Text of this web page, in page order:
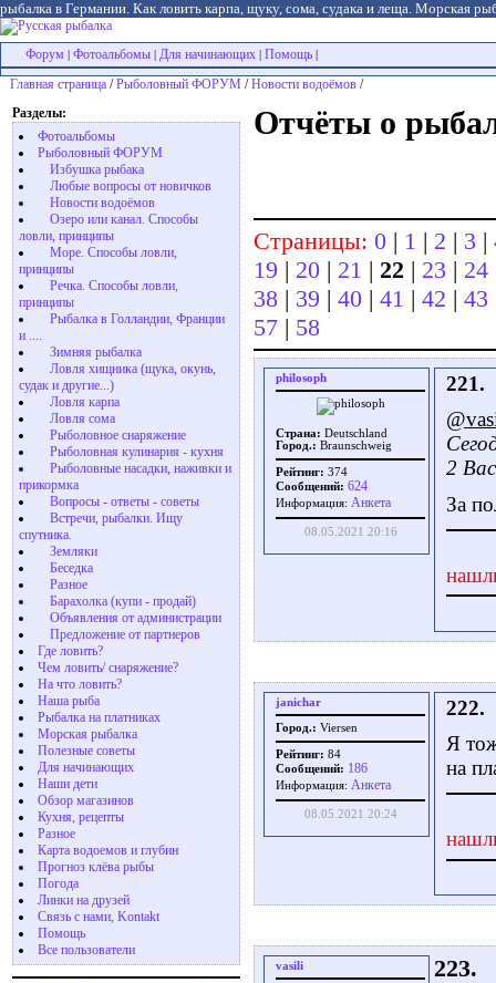
рыбалка в Германии. Как ловить карпа, щуку, сома, судака и леща. Морская
Форум Фотоальбомы Для начинающих Помощь
Главная страница /Рыболовный ФОРУМ /Новости водоёмов /
Разделы:
Фотоальбомы
Рыболовный ФОРУМ
Избушка рыбака
Любые вопросы от новичков
Новости водоёмов
Озеро или канал. Способы
ловли, принципы
Море. Способы ловли,
принципы
Речка. Способы ловли,
принципы
Рыбалка в Голландии, Франции
и ....
Зимняя рыбалка
Ловля хищника (щука, окунь,
судак и другие...)
Ловля карпа
Ловля сома
Рыболовное снаряжение
Рыболовная кулинария - кухня
Рыболовные насадки, наживки и
прикормка
Вопросы - ответы - советы
Встречи, рыбалки. Ищу
спутника.
Земляки
Беседка
Разное
Барахолка (купи - продай)
Объявления от администрации
Предложение от партнеров
Где ловить?
Чем ловить/ снаряжение?
На что ловить?
Наша рыба
Рыбалка на платниках
Морская рыбалка
Полезные советы
Для начинающих
Наши дети
Обзор магазинов
Кухня, рецепты
Разное
Карта водоемов и глубин
Прогноз клёва рыбы
Погода
Линки на друзей
Связь с нами, Kontakt
Помощь
Все пользователи
Отчёты о
Страницы: 0 | 1 | 2 | 3 |
19 | 20 | 21 | 22 | 23 | 24
38 | 39 | 40 | 41 | 42 | 43
57 | 58
philosoph
Страна: Deutschland
Город.: Braunschweig
Рейтинг: 374
Сообщений: 624
Информация: Aнкета
08.05.2021 20:16
221.
2
За
janichar
Город.: Viersen
Рейтинг: 84
Сообщений: 186
Информация: Aнкета
08.05.2021 20:24
222.
Я
на
vasili
223.